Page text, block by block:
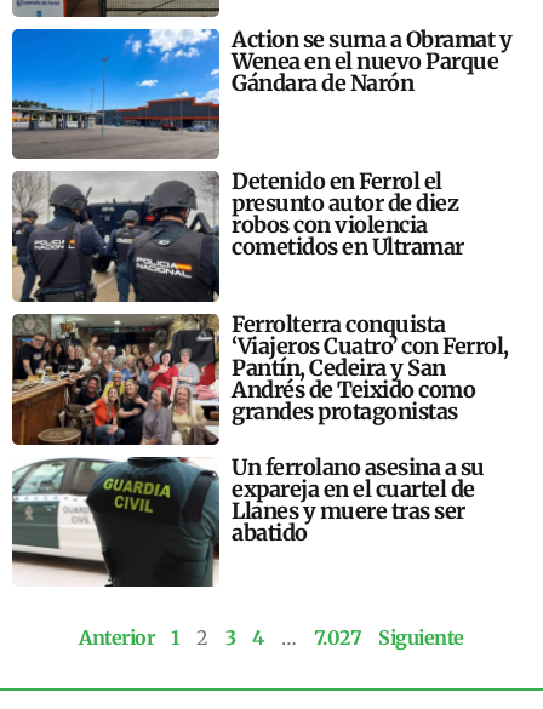
Action se suma a Obramat y
Wenea en el nuevo Parque
Gándara de Narón
Detenido en Ferrol el
presunto autor de diez
robos con violencia
cometidos en Ultramar
Ferrolterra conquista
‘Viajeros Cuatro’ con Ferrol,
Pantín, Cedeira y San
Andrés de Teixido como
grandes protagonistas
Un ferrolano asesina a su
expareja en el cuartel de
Llanes y muere tras ser
abatido
Anterior 1 2 3 4 … 7.027 Siguiente